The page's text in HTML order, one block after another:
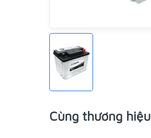
Cùng thương hiệu